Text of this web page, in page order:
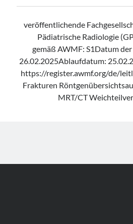
veröffentlichende
Pädiatrische Radiologie
gemäß AWMF: S1Datum
26.02.2025Ablaufdatum:
https://register.awmf.org/de/
Frakturen
MRT/CT